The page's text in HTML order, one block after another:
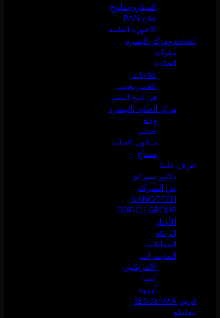
الميكرونيدلينج
علاج PAN
الأجهزة الطبية
العيادة ومركز البشرة
مقرات
العيادة
علاجات
الخبير يجيب
في لمح البصر
مركز العناية بالبشرة
وجه
جسم
صالون العناية
مساج
تعرف علينا
دكتور سيرانو
عن الشركة
NANOTECH
SOFICU GROUP
الأخبار
الرعاة
المقابلات
المؤتمرات
الأمريكتين
آسيا
أوروبا
فريق SESDERMA
مقاطع